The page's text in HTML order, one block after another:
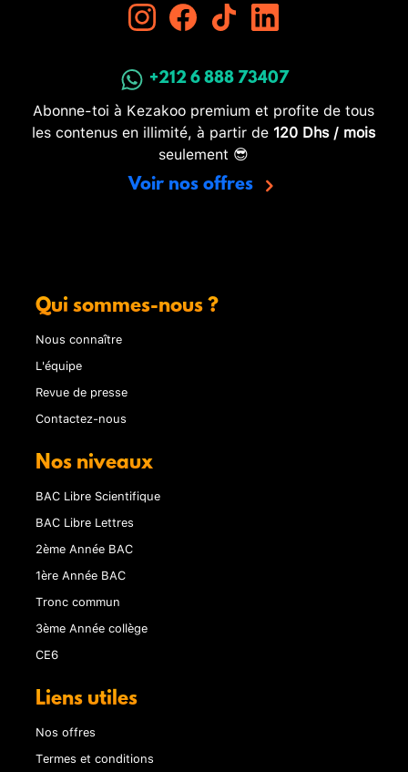
+212 6 888 73407
Abonne-toi à Kezakoo premium et profite de tous
les contenus en illimité, à partir de 120 Dhs / mois
seulement 😎
Voir nos offres
Qui sommes-nous ?
Nous connaître
L'équipe
Revue de presse
Contactez-nous
Nos niveaux
BAC Libre Scientifique
BAC Libre Lettres
2ème Année BAC
1ère Année BAC
Tronc commun
3ème Année collège
CE6
Liens utiles
Nos offres
Termes et conditions